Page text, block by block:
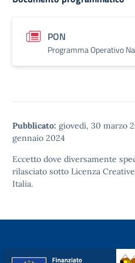
PON
Programma Operativo
Pubblicato: giovedì, 30 marzo
gennaio 2024
Eccetto dove diversamente
rilasciato sotto Licenza
Italia.